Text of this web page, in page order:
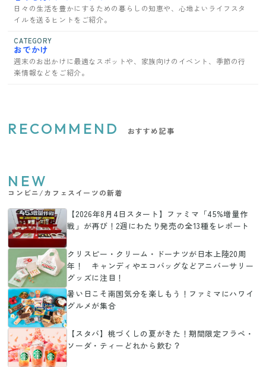
日々の生活を豊かにするための暮らしの知恵や、心地よいライフスタ
イルを送るヒントをご紹介。
CATEGORY
おでかけ
週末のお出かけに最適なスポットや、家族向けのイベント、季節の行
楽情報などをご紹介。
RECOMMEND おすすめ記事
NEW
コンビニ/カフェスイーツの新着
【2026年8月4日スタート】ファミマ「45%増量作
戦」が再び！2週にわたり発売の全13種をレポート
クリスピー・クリーム・ドーナツが日本上陸20周
年！ キャンディやエコバッグなどアニバーサリー
グッズに注目！
暑い日こそ南国気分を楽しもう！ファミマにハワイ
グルメが集合
【スタバ】桃づくしの夏がきた！期間限定フラペ・
ソーダ・ティーどれから飲む？